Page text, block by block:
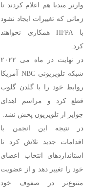
وارنر میدیا هم اعلام کردند تا
زمانی که تغییرات ایجاد نشود
با HFPA همکاری نخواهند
کرد.
در نهایت در ماه می ۲۰۲۲
شبکه تلویزیونی NBC آمریکا
روابط خود را با گلدن گلوب
قطع کرد و مراسم اهدای
جوایز از تلویزیون پخش نشد.
در نتیجه این انجمن با
اقدامات جدید تلاش کرد تا
استانداردهای انتخاب اعضای
خود را تغییر دهد و از عضویت
متنوع‌تر در صفوف خود